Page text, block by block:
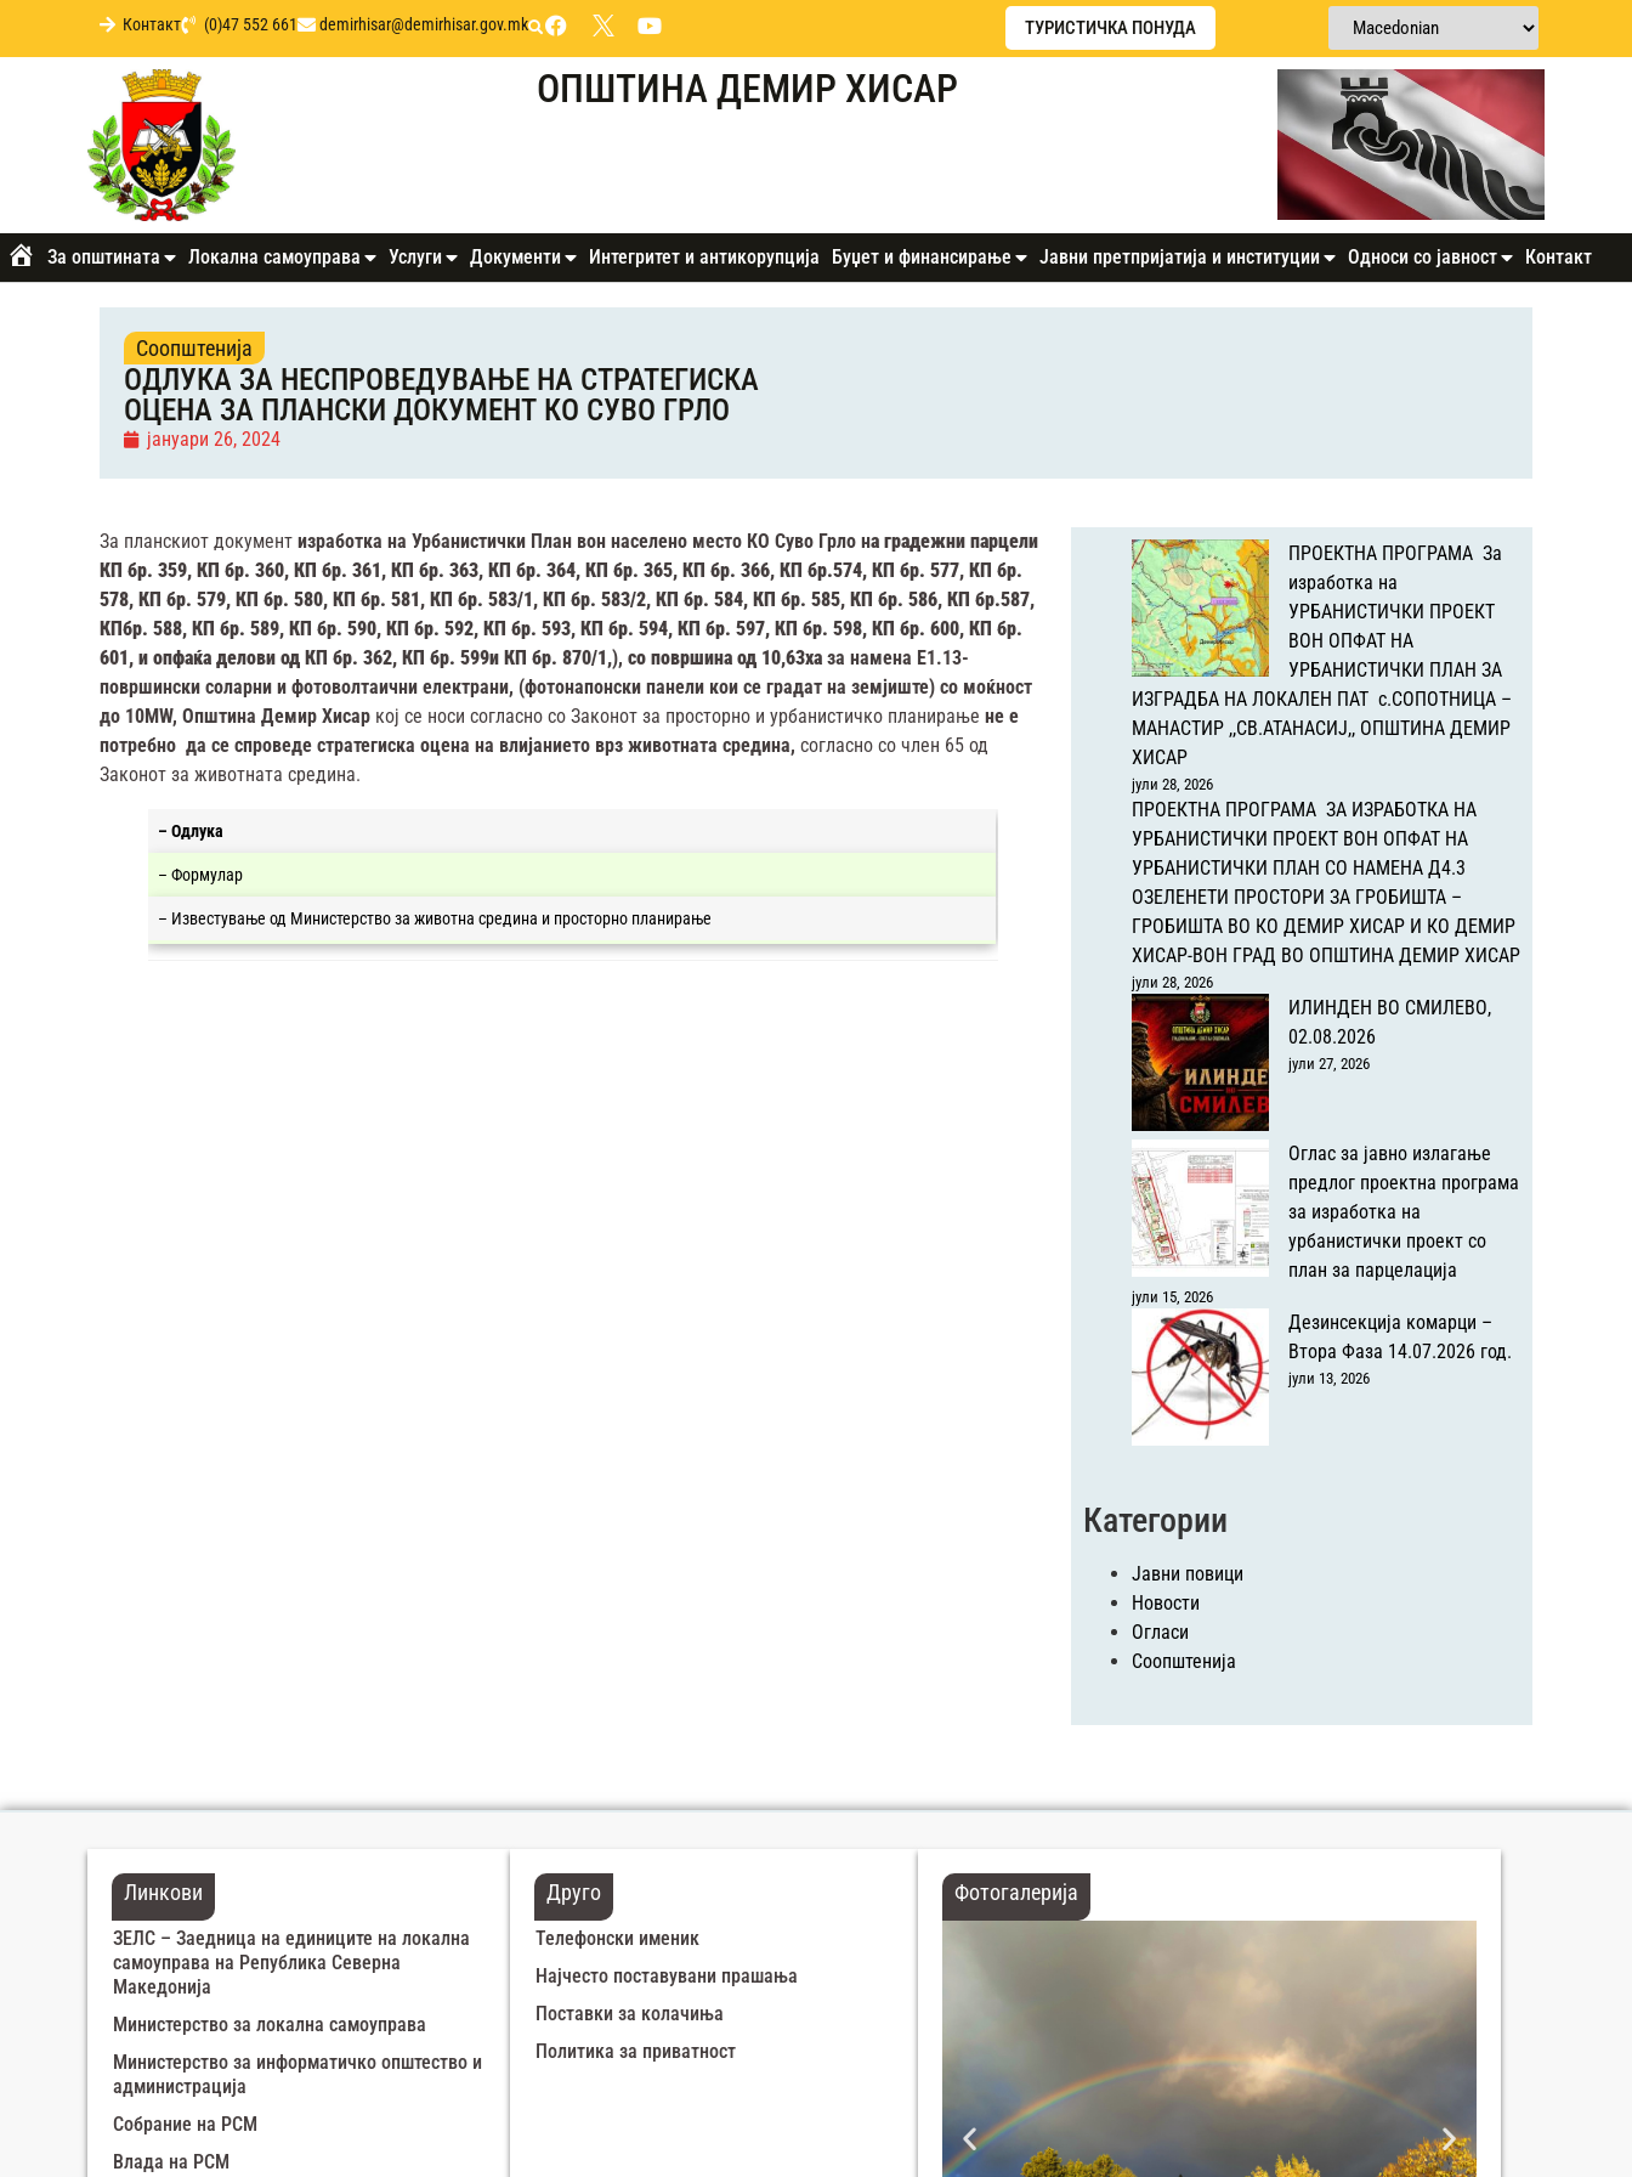
Контакт (0)47 552 661 demirhisar@demirhisar.gov.mk ТУРИСТИЧКА ПОНУДА
ОПШТИНА ДЕМИР ХИСАР
ПочетнаЗа општината Локална самоуправа Услуги Документи Интегритет и антикорупција Буџет и финансирање Јавни претпријатија и институции Односи со јавност Контакт
Соопштенија
ОДЛУКА ЗА НЕСПРОВЕДУВАЊЕ НА СТРАТЕГИСКА
ОЦЕНА ЗА ПЛАНСКИ ДОКУМЕНТ КО СУВО ГРЛО
јануари 26, 2024
За планскиот документ изработка на Урбанистички План вон населено место КО Суво Грло на градежни парцели
КП бр. 359, КП бр. 360, КП бр. 361, КП бр. 363, КП бр. 364, КП бр. 365, КП бр. 366, КП бр.574, КП бр. 577, КП бр.
578, КП бр. 579, КП бр. 580, КП бр. 581, КП бр. 583/1, КП бр. 583/2, КП бр. 584, КП бр. 585, КП бр. 586, КП бр.587,
КПбр. 588, КП бр. 589, КП бр. 590, КП бр. 592, КП бр. 593, КП бр. 594, КП бр. 597, КП бр. 598, КП бр. 600, КП бр.
601, и опфаќа делови од КП бр. 362, КП бр. 599и КП бр. 870/1,), со површина од 10,63ха за намена Е1.13-
површински соларни и фотоволтаични електрани, (фотонапонски панели кои се градат на земјиште) со моќност
до 10MW, Општина Демир Хисар кој се носи согласно со Законот за просторно и урбанистичко планирање не е
потребно да се спроведе стратегиска оцена на влијанието врз животната средина, согласно со член 65 од
Законот за животната средина.
– Одлука
– Формулар
– Известување од Министерство за животна средина и просторно планирање
ПРОЕКТНА ПРОГРАМА За
изработка на
УРБАНИСТИЧКИ ПРОЕКТ
ВОН ОПФАТ НА
УРБАНИСТИЧКИ ПЛАН ЗА
ИЗГРАДБА НА ЛОКАЛЕН ПАТ с.СОПОТНИЦА –
МАНАСТИР ,,СВ.АТАНАСИЈ,, ОПШТИНА ДЕМИР
ХИСАР
јули 28, 2026
ПРОЕКТНА ПРОГРАМА ЗА ИЗРАБОТКА НА
УРБАНИСТИЧКИ ПРОЕКТ ВОН ОПФАТ НА
УРБАНИСТИЧКИ ПЛАН СО НАМЕНА Д4.3
ОЗЕЛЕНЕТИ ПРОСТОРИ ЗА ГРОБИШТА –
ГРОБИШТА ВО КО ДЕМИР ХИСАР И КО ДЕМИР
ХИСАР-ВОН ГРАД ВО ОПШТИНА ДЕМИР ХИСАР
јули 28, 2026
ИЛИНДЕН ВО СМИЛЕВО,
02.08.2026
јули 27, 2026
Оглас за јавно излагање
предлог проектна програма
за изработка на
урбанистички проект со
план за парцелација
јули 15, 2026
Дезинсекција комарци –
Втора Фаза 14.07.2026 год.
јули 13, 2026
Категории
Јавни повици
Новости
Огласи
Соопштенија
Линкови
ЗЕЛС – Заедница на единиците на локална
самоуправа на Република Северна
Македонија
Министерство за локална самоуправа
Министерство за информатичко општество и
администрација
Собрание на РСМ
Влада на РСМ
Друго
Телефонски именик
Најчесто поставувани прашања
Поставки за колачиња
Политика за приватност
Фотогалерија